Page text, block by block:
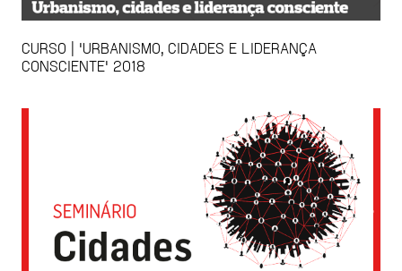
CURSO | 'URBANISMO, CIDADES E LIDERANÇA
CONSCIENTE' 2018